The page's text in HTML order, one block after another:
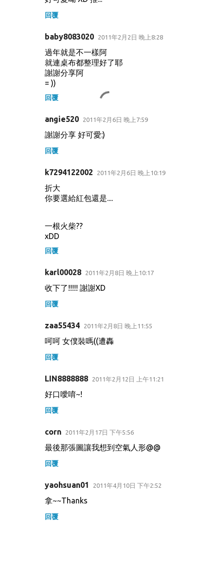
回覆
baby8083020 2011年2月2日 晚上8:28
過年就是不一樣阿
就連桌布都整理好了耶
謝謝分享阿
= ))
回覆
angie520 2011年2月6日 晚上7:59
謝謝分享 好可愛:)
回覆
k7294122002 2011年2月6日 晚上10:19
折大
你要選給紅包還是....
一根火柴??
xDD
回覆
karl00028 2011年2月8日 晚上10:17
收下了!!!!! 謝謝XD
回覆
zaa55434 2011年2月8日 晚上11:55
呵呵 女僕裝嗎((遭轟
回覆
LIN8888888 2011年2月12日 上午11:21
好口噯唷~!
回覆
corn 2011年2月17日 下午5:56
最後那張圖讓我想到空氣人形@@
回覆
yaohsuan01 2011年4月10日 下午2:52
拿~~Thanks
回覆